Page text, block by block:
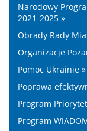
Narodowy
2021-2025 »
Obrady Rady
Organizacje
Pomoc Ukrainie »
Poprawa
Program
Program